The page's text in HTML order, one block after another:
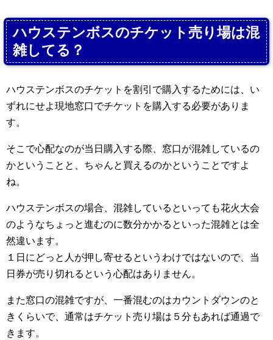
ハウステンボスのチケット売り場は混
雑してる？
ハウステンボスのチケットを割引で購入するためには、い
ずれにせよ現地窓口でチケットを購入する必要がありま
す。
そこで心配なのが当日購入する際、窓口が混雑しているの
かということと、ちゃんと買えるのかということですよ
ね。
ハウステンボスの場合、混雑しているといっても花火大会
のようなちょっと進むのに数分かかるといった混雑とは全
然違います。
１日にどっと人が押し寄せるというわけではないので、当
日券が売り切れるという心配はありません。
また窓口の混雑ですが、一番混むのはカウントダウンのと
きくらいで、通常はチケット売り場は５分もあれば通過で
きます。